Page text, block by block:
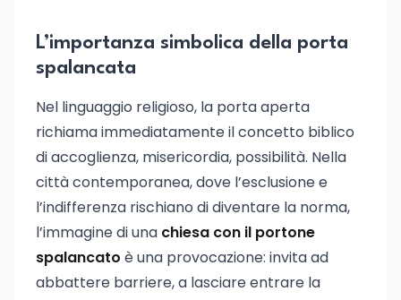
L’importanza simbolica della porta
spalancata
Nel linguaggio religioso, la porta aperta
richiama immediatamente il concetto biblico
di accoglienza, misericordia, possibilità. Nella
città contemporanea, dove l’esclusione e
l’indifferenza rischiano di diventare la norma,
l’immagine di una chiesa con il portone
spalancato è una provocazione: invita ad
abbattere barriere, a lasciare entrare la